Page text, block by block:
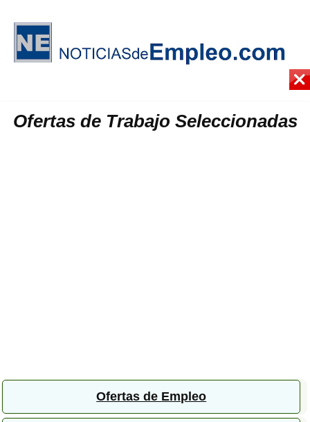
Ofertas de Trabajo Seleccionadas
Ofertas de Empleo